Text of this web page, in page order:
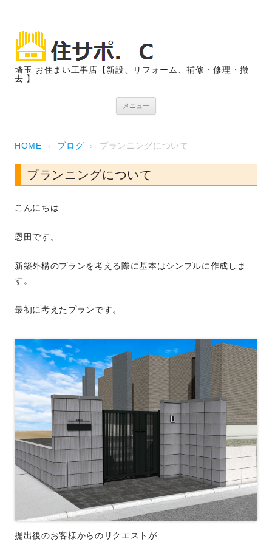
埼玉 お住まい工事店【新設、リフォーム、補修・修理・撤
去 】
メニュー
HOME › ブログ › プランニングについて
プランニングについて
こんにちは
恩田です。
新築外構のプランを考える際に基本はシンプルに作成しま
す。
最初に考えたプランです。
提出後のお客様からのリクエストが